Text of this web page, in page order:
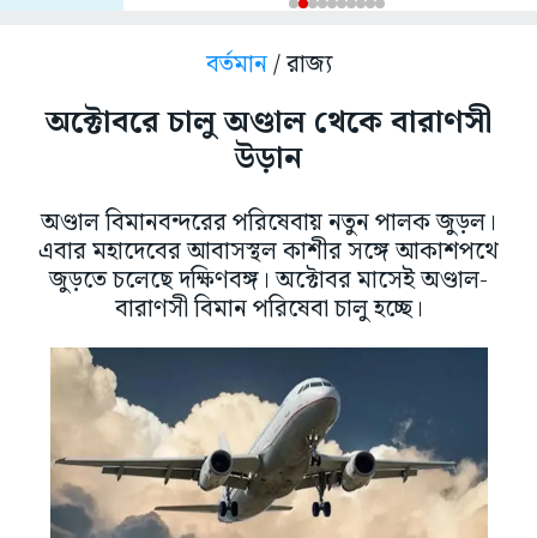
বর্তমান/ রাজ্য
অক্টোবরে চালু অণ্ডাল থেকে বারাণসী
উড়ান
অণ্ডাল বিমানবন্দরের পরিষেবায় নতুন পালক জুড়ল।
এবার মহাদেবের আবাসস্থল কাশীর সঙ্গে আকাশপথে
জুড়তে চলেছে দক্ষিণবঙ্গ। অক্টোবর মাসেই অণ্ডাল-
বারাণসী বিমান পরিষেবা চালু হচ্ছে।